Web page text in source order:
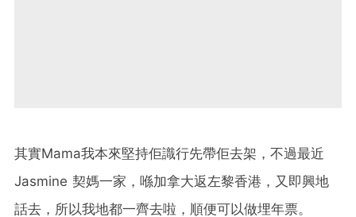
其實Mama我本來堅持佢識行先帶佢去架，不過最近
Jasmine 契媽一家，喺加拿大返左黎香港，又即興地
話去，所以我地都一齊去啦，順便可以做埋年票。